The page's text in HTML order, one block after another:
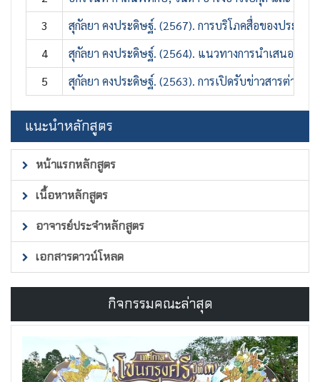
3
สุกัลยา คงประดิษฐ์. (2567). การบริโภคสื่อของประชา
4
สุกัลยา คงประดิษฐ์. (2564). แนวทางการนำเสนอข่าว
5
สุกัลยา คงประดิษฐ์. (2563). การเปิดรับข่าวสารต่าง
แนะนำหลักสูตร
หน้าแรกหลักสูตร
เนื้อหาหลักสูตร
อาจารย์ประจำหลักสูตร
เอกสารดาวน์โหลด
กิจกรรมคณะล่าสุด